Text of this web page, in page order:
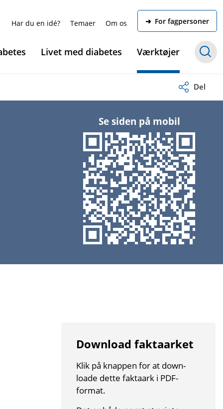
Har du en idé? Temaer Om os ➜ For fagpersoner
Livet med diabetes Værktøjer
Del
Se siden på mobil
Download faktaarket
Klik på knappen for at down­
loade dette fakta­ark i PDF-
format.